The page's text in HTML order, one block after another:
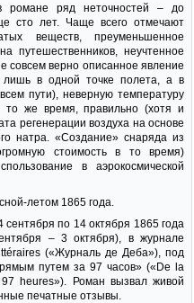
романе ряд неточностей – до
сто лет. Чаще всего отмечают
веществ, преуменьшенное
путешественников, неучтенное
совсем верно описанное явление
лишь в одной точке полета, а в
пути), неверную температуру
то же время, правильно (хотя и
регенерации воздуха на основе
натра. «Создание» снаряда из
стоимость в то время)
в аэрокосмической
летом 1865 года.
по 14 октября 1865 года
– 3 октября), в журнале
(«Журналь де Деба»), под
путем за 97 часов» («De la
heures»). Роман вызвал живой
печатные отзывы.